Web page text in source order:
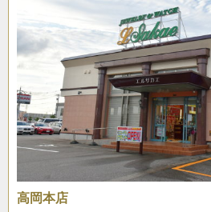
高岡本店